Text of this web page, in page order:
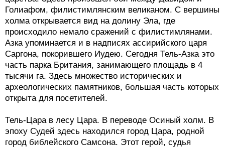
Голиафом, филистимлянским великаном. С вершины
холма открывается вид на долину Эла, где
происходило немало сражений с филистимлянами.
Азка упоминается и в надписях ассирийского царя
Саргона, покорившего Иудею. Сегодня Тель-Азка это
часть парка Британия, занимающего площадь в 4
тысячи га. Здесь множество исторических и
археологических памятников, большая часть которых
открыта для посетителей.
Тель-Цара в лесу Цара. В переводе Осиный холм. В
эпоху Судей здесь находился город Цара, родной
город библейского Самсона. Этот герой, судья